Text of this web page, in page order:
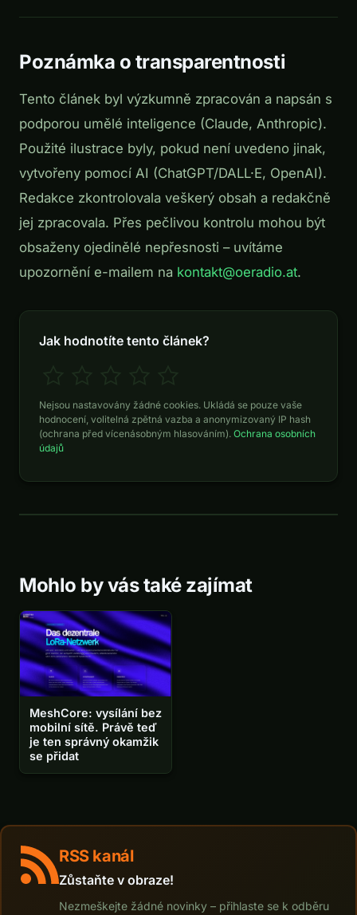
Poznámka o transparentnosti
Tento článek byl výzkumně zpracován a napsán s
podporou umělé inteligence (Claude, Anthropic).
Použité ilustrace byly, pokud není uvedeno jinak,
vytvořeny pomocí AI (ChatGPT/DALL·E, OpenAI).
Redakce zkontrolovala veškerý obsah a redakčně
jej zpracovala. Přes pečlivou kontrolu mohou být
obsaženy ojedinělé nepřesnosti – uvítáme
upozornění e-mailem na kontakt@oeradio.at.
Jak hodnotíte tento článek?
Nejsou nastavovány žádné cookies. Ukládá se pouze vaše
hodnocení, volitelná zpětná vazba a anonymizovaný IP hash
(ochrana před vícenásobným hlasováním). Ochrana osobních
údajů
Mohlo by vás také zajímat
MeshCore: vysílání bez
mobilní sítě. Právě teď
je ten správný okamžik
se přidat
RSS kanál
Zůstaňte v obraze!
Nezmeškejte žádné novinky – přihlaste se k odběru